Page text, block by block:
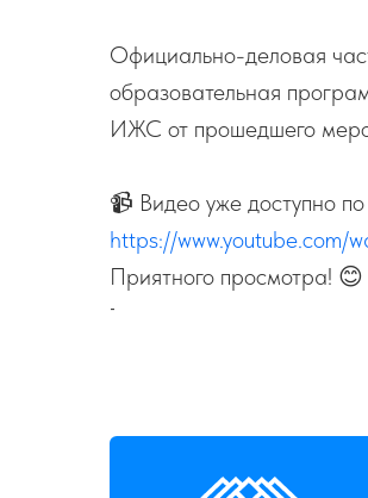
Официально-деловая
образовательная
ИЖС от прошедшего
📹 Видео уже доступно по
https://www.youtube.com/
Приятного просмотра! 😊
-